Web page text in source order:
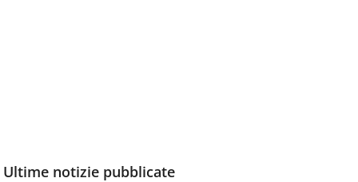
Ultime notizie pubblicate